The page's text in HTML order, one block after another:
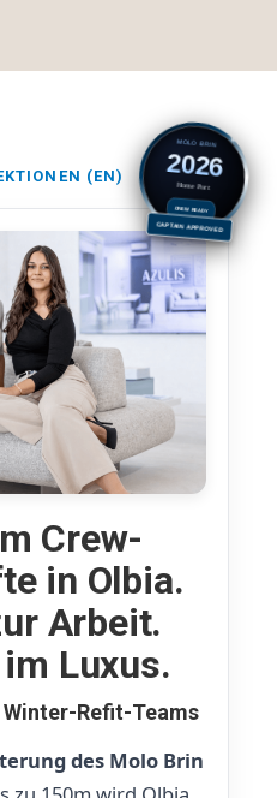
MOLO BRIN
2026
Home Port
CREW READY
CAPTAIN APPROVED
(EN)
Crew-
in Olbia.
Arbeit.
Luxus.
Winter-Refit-Teams
des Molo Brin